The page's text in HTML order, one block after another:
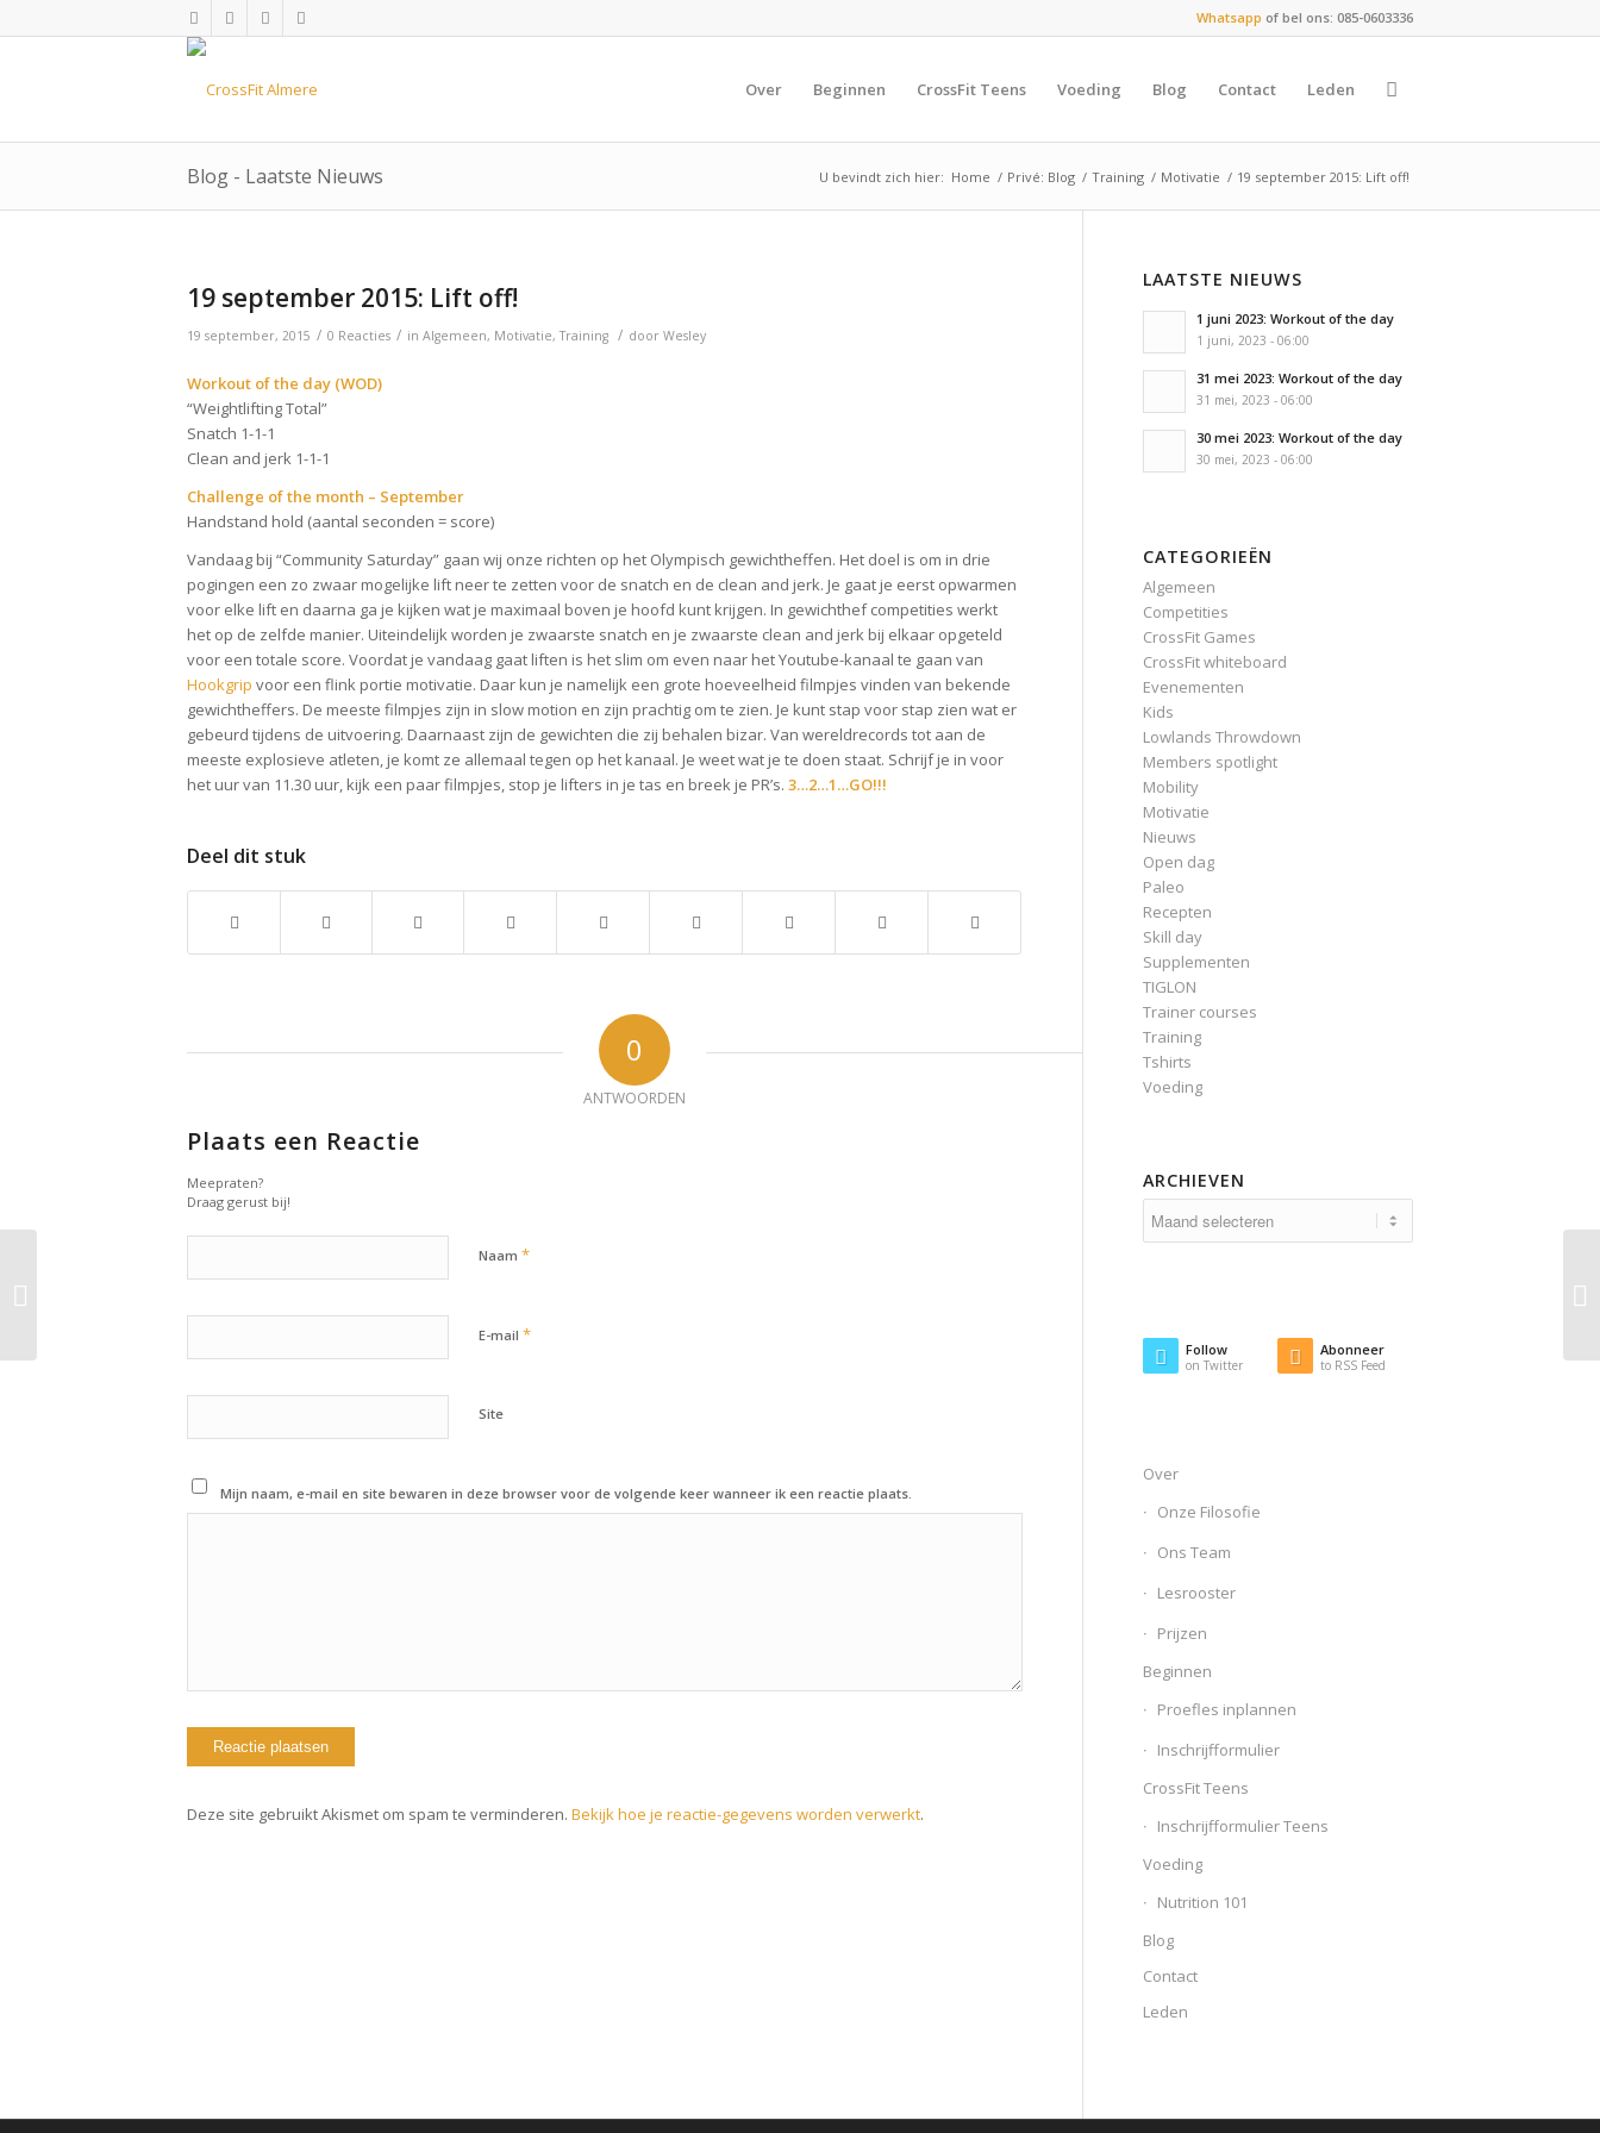
Whatsapp of bel ons: 085-0603336
Over Beginnen CrossFit Teens Voeding Blog Contact Leden
Blog - Laatste Nieuws U bevindt zich hier: Home / Privé: Blog / Training / Motivatie / 19 september 2015: Lift off!
19 september 2015: Lift off!
19 september, 2015 / 0 Reacties / in Algemeen, Motivatie,Training / door Wesley
Workout of the day (WOD)
“Weightlifting Total”
Snatch 1-1-1
Clean and jerk 1-1-1
Challenge of the month – September
Handstand hold (aantal seconden = score)
Vandaag bij “Community Saturday” gaan wij onze richten op het Olympisch gewichtheffen. Het doel is om in drie
pogingen een zo zwaar mogelijke lift neer te zetten voor de snatch en de clean and jerk. Je gaat je eerst opwarmen
voor elke lift en daarna ga je kijken wat je maximaal boven je hoofd kunt krijgen. In gewichthef competities werkt
het op de zelfde manier. Uiteindelijk worden je zwaarste snatch en je zwaarste clean and jerk bij elkaar opgeteld
voor een totale score. Voordat je vandaag gaat liften is het slim om even naar het Youtube-kanaal te gaan van
Hookgrip voor een flink portie motivatie. Daar kun je namelijk een grote hoeveelheid filmpjes vinden van bekende
gewichtheffers. De meeste filmpjes zijn in slow motion en zijn prachtig om te zien. Je kunt stap voor stap zien wat er
gebeurd tijdens de uitvoering. Daarnaast zijn de gewichten die zij behalen bizar. Van wereldrecords tot aan de
meeste explosieve atleten, je komt ze allemaal tegen op het kanaal. Je weet wat je te doen staat. Schrijf je in voor
het uur van 11.30 uur, kijk een paar filmpjes, stop je lifters in je tas en breek je PR’s. 3…2…1…GO!!!
Deel dit stuk
0
ANTWOORDEN
Plaats een Reactie
Meepraten?
Draag gerust bij!
Naam *
E-mail *
Site
Mijn naam, e-mail en site bewaren in deze browser voor de volgende keer wanneer ik een reactie plaats.
Deze site gebruikt Akismet om spam te verminderen. Bekijk hoe je reactie-gegevens worden verwerkt.
LAATSTE NIEUWS
1 juni 2023: Workout of the day
1 juni, 2023 - 06:00
31 mei 2023: Workout of the day
31 mei, 2023 - 06:00
30 mei 2023: Workout of the day
30 mei, 2023 - 06:00
CATEGORIEËN
Algemeen
Competities
CrossFit Games
CrossFit whiteboard
Evenementen
Kids
Lowlands Throwdown
Members spotlight
Mobility
Motivatie
Nieuws
Open dag
Paleo
Recepten
Skill day
Supplementen
TIGLON
Trainer courses
Training
Tshirts
Voeding
ARCHIEVEN
Follow
on Twitter
Abonneer
to RSS Feed
Over
Onze Filosofie
Ons Team
Lesrooster
Prijzen
Beginnen
Proefles inplannen
Inschrijfformulier
CrossFit Teens
Inschrijfformulier Teens
Voeding
Nutrition 101
Blog
Contact
Leden